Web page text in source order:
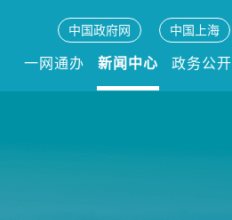
中国政府网 中国上海
一网通办 新闻中心 政务公开